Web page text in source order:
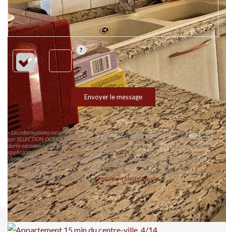
Envoyer le message
« Les informations recueillies sur ce formulaire sont enregistrées dans un fichier informatisé
par SELECTION OCEAN pour gérer votre demande de contact. Elles sont conservées pour la
durée nécessaire à la gestion de la relation client dans le respect des prescriptions légales
applicables et sont destinées à nos conseillers Conformément à la loi « informatique et
libertés », vous pouvez exercer votre droit d'accès aux données vous concernant et les faire
rectifier en contactant SELECTION OCEAN info@selectionhabitat.com. Nous vous
informons de l'existence de la liste d'opposition au démarchage téléphonique « Bloctel », sur
laquelle vous pouvez vous inscrire ici :https://www.bloctel.gouv.fr/»